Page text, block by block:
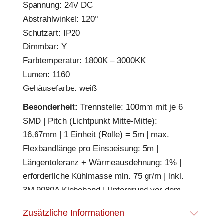
Spannung: 24V DC
Abstrahlwinkel: 120°
Schutzart: IP20
Dimmbar: Y
Farbtemperatur: 1800K – 3000KK
Lumen: 1160
Gehäusefarbe: weiß
Besonderheit: Trennstelle: 100mm mit je 6
SMD | Pitch (Lichtpunkt Mitte-Mitte):
16,67mm | 1 Einheit (Rolle) = 5m | max.
Flexbandlänge pro Einspeisung: 5m |
Längentoleranz + Wärmeausdehnung: 1% |
erforderliche Kühlmasse min. 75 gr/m | inkl.
3M 9080A Klebeband | Untergrund vor dem
Zusätzliche Informationen